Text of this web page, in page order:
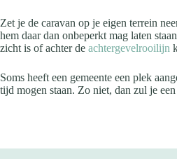
Zet je de caravan op je eigen terrein
hem daar dan onbeperkt mag laten
zicht is of achter de achtergevelrooilijn
Soms heeft een gemeente een plek
tijd mogen staan. Zo niet, dan zul je